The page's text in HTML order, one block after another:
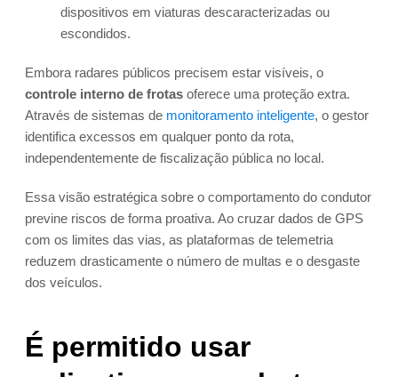
dispositivos em viaturas descaracterizadas ou
escondidos.
Embora radares públicos precisem estar visíveis, o
controle interno de frotas oferece uma proteção extra.
Através de sistemas de monitoramento inteligente, o gestor
identifica excessos em qualquer ponto da rota,
independentemente de fiscalização pública no local.
Essa visão estratégica sobre o comportamento do condutor
previne riscos de forma proativa. Ao cruzar dados de GPS
com os limites das vias, as plataformas de telemetria
reduzem drasticamente o número de multas e o desgaste
dos veículos.
É permitido usar